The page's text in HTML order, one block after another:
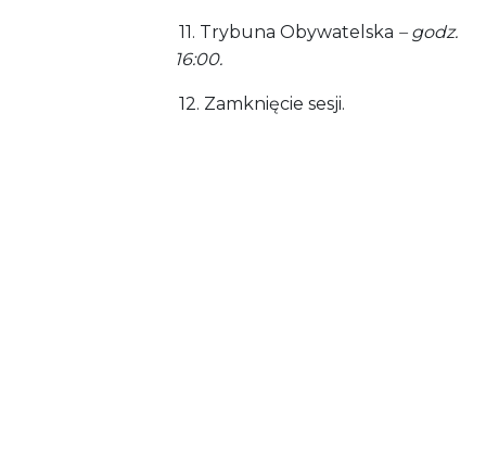
11. Trybuna Obywatelska – godz.
16:00.
12. Zamknięcie sesji.